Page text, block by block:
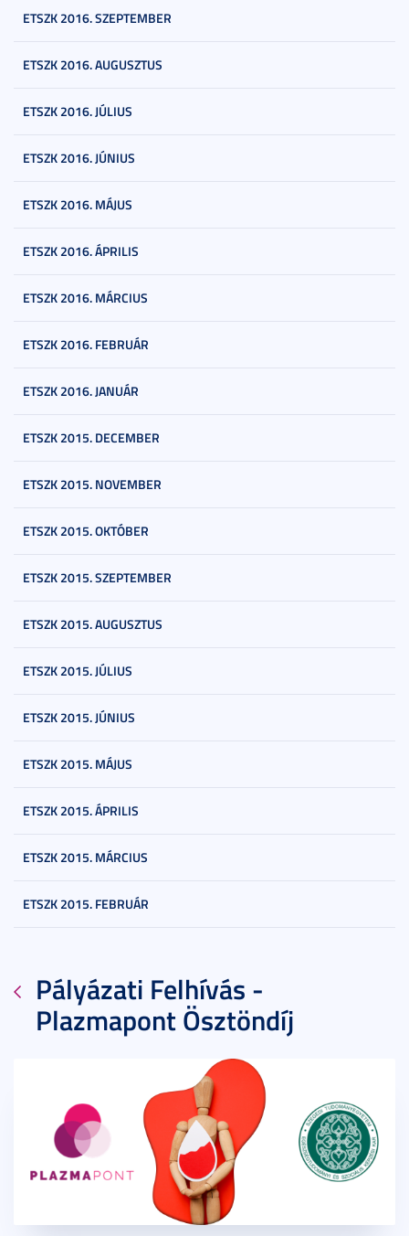
ETSZK 2016. SZEPTEMBER
ETSZK 2016. AUGUSZTUS
ETSZK 2016. JÚLIUS
ETSZK 2016. JÚNIUS
ETSZK 2016. MÁJUS
ETSZK 2016. ÁPRILIS
ETSZK 2016. MÁRCIUS
ETSZK 2016. FEBRUÁR
ETSZK 2016. JANUÁR
ETSZK 2015. DECEMBER
ETSZK 2015. NOVEMBER
ETSZK 2015. OKTÓBER
ETSZK 2015. SZEPTEMBER
ETSZK 2015. AUGUSZTUS
ETSZK 2015. JÚLIUS
ETSZK 2015. JÚNIUS
ETSZK 2015. MÁJUS
ETSZK 2015. ÁPRILIS
ETSZK 2015. MÁRCIUS
ETSZK 2015. FEBRUÁR
Pályázati Felhívás -
Plazmapont Ösztöndíj